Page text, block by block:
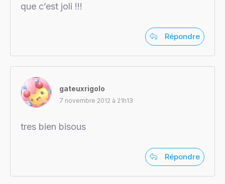
que c’est joli !!!
Répondre
gateuxrigolo
7 novembre 2012 à 21h13
tres bien bisous
Répondre